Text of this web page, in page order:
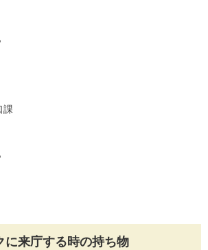
課
に来庁する時の持ち物